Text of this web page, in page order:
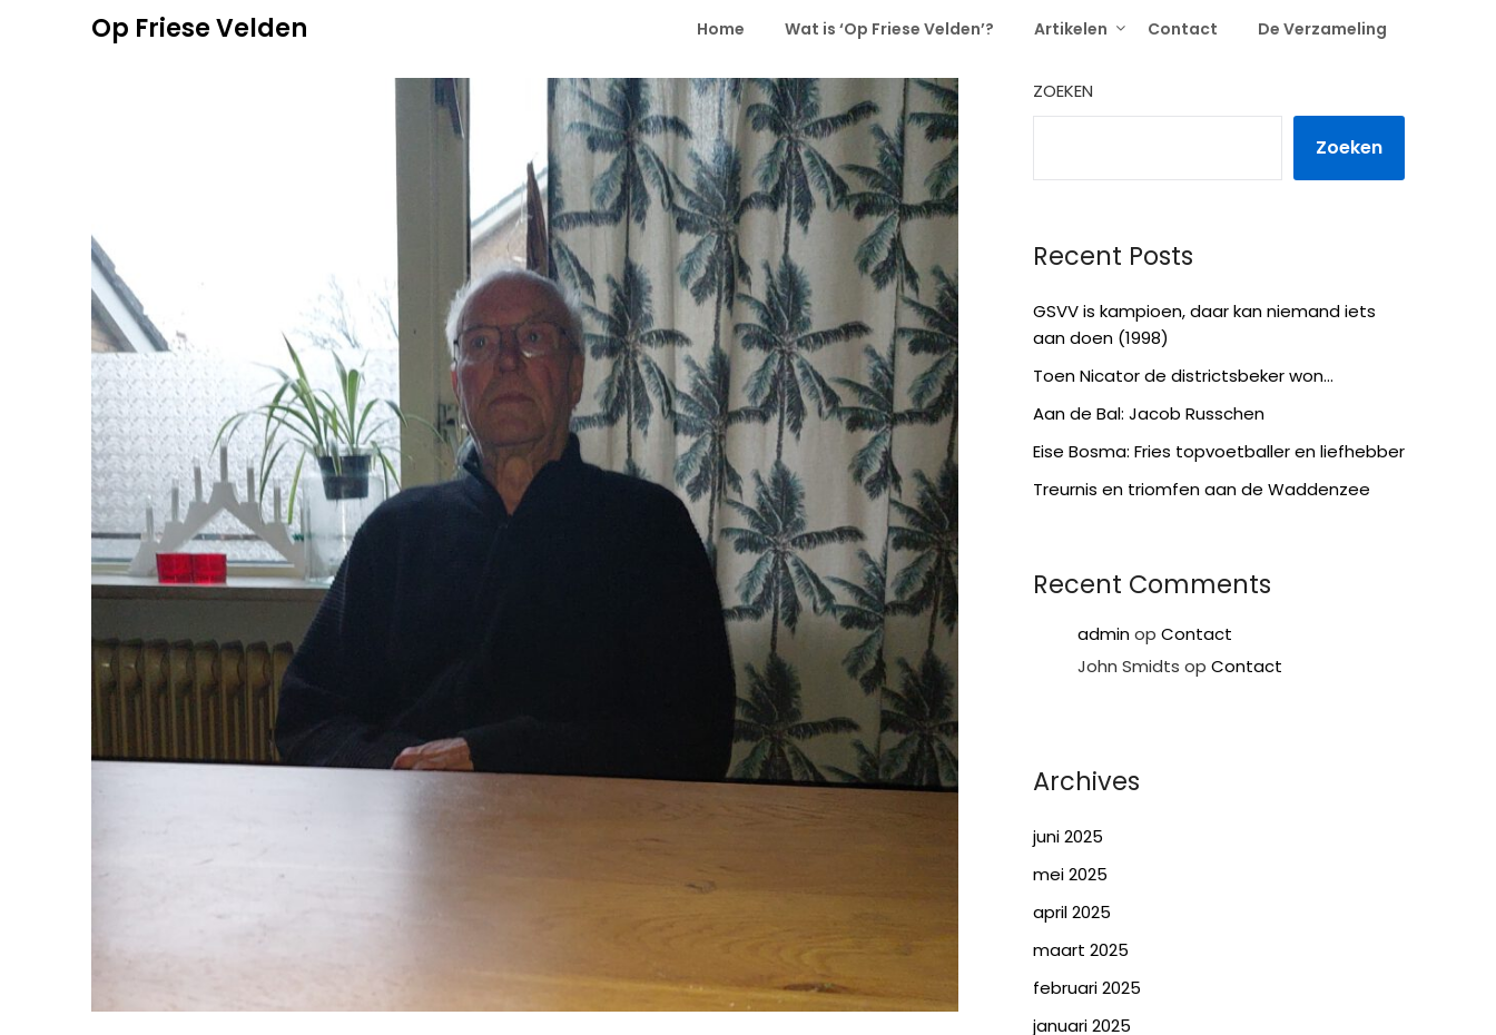
Op Friese Velden Home Wat is ‘Op Friese Velden’? Artikelen Contact De Verzameling
ZOEKEN
Zoeken
Recent Posts
GSVV is kampioen, daar kan niemand iets
aan doen (1998)
Toen Nicator de districtsbeker won…
Aan de Bal: Jacob Russchen
Eise Bosma: Fries topvoetballer en liefhebber
Treurnis en triomfen aan de Waddenzee
Recent Comments
adminop Contact
John Smidts op Contact
Archives
juni 2025
mei 2025
april 2025
maart 2025
februari 2025
januari 2025